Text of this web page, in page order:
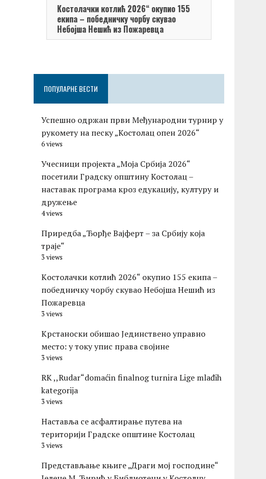
Kостолачки котлић 2026“ окупио 155
екипа – победничку чорбу скувао
Небојша Нешић из Пожаревца
ПОПУЛАРНЕ ВЕСТИ
Успешно одржан први Међународни турнир у
рукомету на песку „Костолац опен 2026“
6 views
Учесници пројекта „Моја Србија 2026“
посетили Градску општину Костолац –
наставак програма кроз едукацију, културу и
дружење
4 views
Приредба „Ђорђе Вајферт – за Србију која
траје“
3 views
Kостолачки котлић 2026“ окупио 155 екипа –
победничку чорбу скувао Небојша Нешић из
Пожаревца
3 views
Крстаноски обишао Јединствено управно
место: у току упис права својине
3 views
RK ,,Rudar“domaćin finalnog turnira Lige mlađih
kategorija
3 views
Наставља се асфалтирање путева на
територији Градске општине Костолац
3 views
Представљање књиге „Драги мој господине“